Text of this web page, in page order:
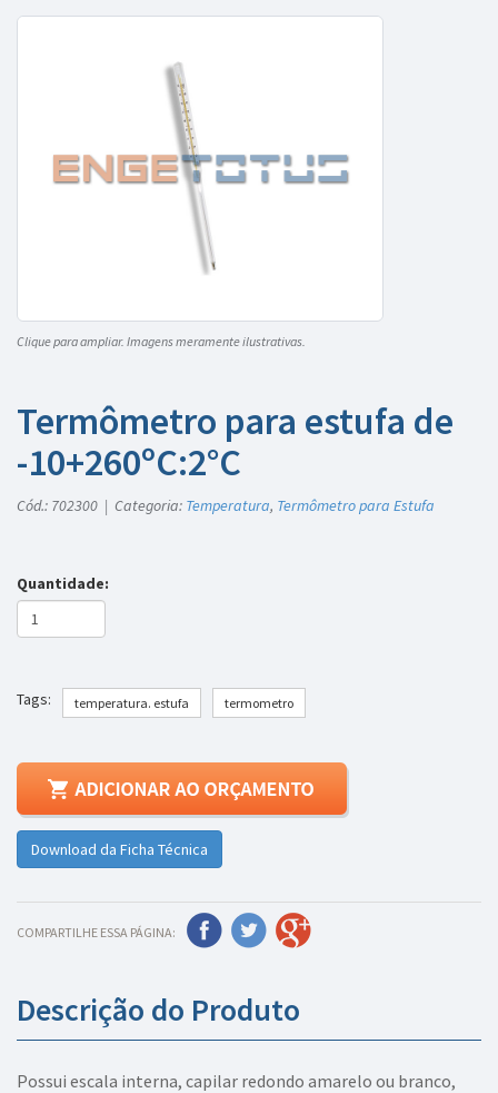
Clique para ampliar. Imagens meramente ilustrativas.
Termômetro para estufa de
-10+260ºC:2°C
Cód.: 702300 | Categoria: Temperatura, Termômetro para Estufa
Quantidade:
Tags: temperatura. estufa termometro
Download da Ficha Técnica
COMPARTILHE ESSA PÁGINA:
Descrição do Produto
Possui escala interna, capilar redondo amarelo ou branco,